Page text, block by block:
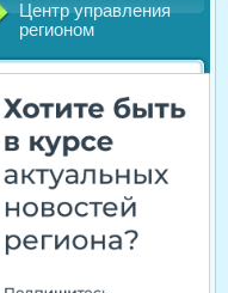
Центр управления
регионом